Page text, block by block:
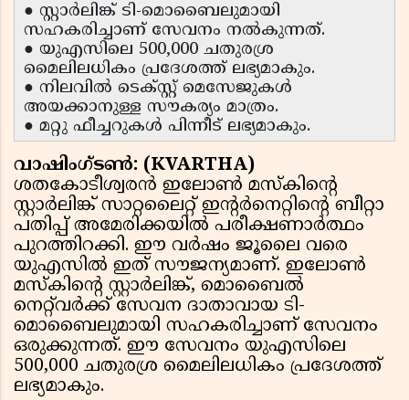
● സ്റ്റാർലിങ്ക് ടി-മൊബൈലുമായി
സഹകരിച്ചാണ് സേവനം നൽകുന്നത്.
● യുഎസിലെ 500,000 ചതുരശ്ര
മൈലിലധികം പ്രദേശത്ത് ലഭ്യമാകും.
● നിലവിൽ ടെക്സ്റ്റ് മെസേജുകൾ
അയക്കാനുള്ള സൗകര്യം മാത്രം.
● മറ്റു ഫീച്ചറുകൾ പിന്നീട് ലഭ്യമാകും.
വാഷിംഗ്ടൺ: (KVARTHA)
ശതകോടീശ്വരൻ ഇലോൺ മസ്കിന്റെ
സ്റ്റാർലിങ്ക് സാറ്റലൈറ്റ് ഇൻ്റർനെറ്റിൻ്റെ ബീറ്റാ
പതിപ്പ് അമേരിക്കയിൽ പരീക്ഷണാർത്ഥം
പുറത്തിറക്കി. ഈ വർഷം ജൂലൈ വരെ
യുഎസിൽ ഇത് സൗജന്യമാണ്. ഇലോൺ
മസ്‌കിന്റെ സ്റ്റാർലിങ്ക്, മൊബൈൽ
നെറ്റ്‌വർക്ക് സേവന ദാതാവായ ടി-
മൊബൈലുമായി സഹകരിച്ചാണ് സേവനം
ഒരുക്കുന്നത്. ഈ സേവനം യുഎസിലെ
500,000 ചതുരശ്ര മൈലിലധികം പ്രദേശത്ത്
ലഭ്യമാകും.